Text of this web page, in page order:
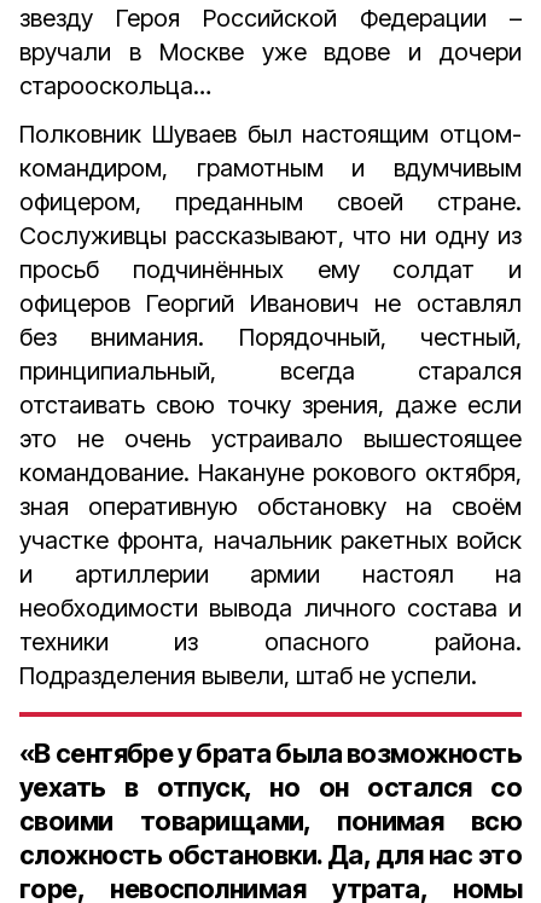
звезду Героя Российской Федерации –
вручали в Москве уже вдове и дочери
старооскольца…
Полковник Шуваев был настоящим отцом-
командиром, грамотным и вдумчивым
офицером, преданным своей стране.
Сослуживцы рассказывают, что ни одну из
просьб подчинённых ему солдат и
офицеров Георгий Иванович не оставлял
без внимания. Порядочный, честный,
принципиальный, всегда старался
отстаивать свою точку зрения, даже если
это не очень устраивало вышестоящее
командование. Накануне рокового октября,
зная оперативную обстановку на своём
участке фронта, начальник ракетных войск
и артиллерии армии настоял на
необходимости вывода личного состава и
техники из опасного района.
Подразделения вывели, штаб не успели.
«В сентябре у брата была возможность
уехать в отпуск, но он остался со
своими товарищами, понимая всю
сложность обстановки. Да, для нас это
горе, невосполнимая утрата, номы